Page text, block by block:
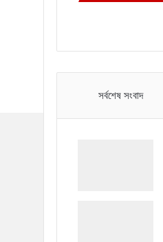
সর্বশেষ সংবাদ